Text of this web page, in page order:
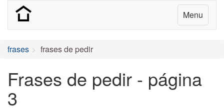
Menu
frases frases de pedir
Frases de pedir - página
3